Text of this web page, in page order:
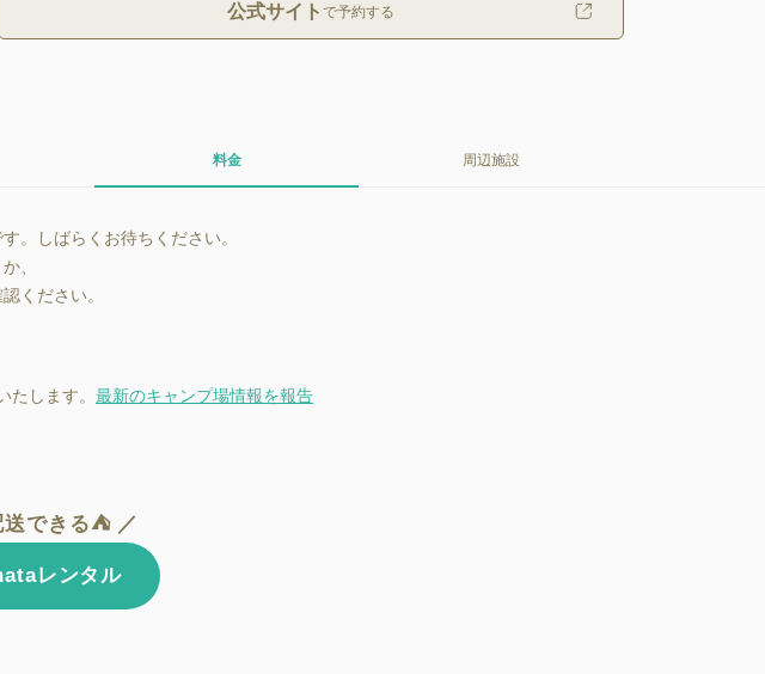
公式サイト で予約する
料金 周辺施設
。しばらくお待ちください。
、
ください。
します。 最新のキャンプ場情報を報告
できる⛺ ／
レンタル